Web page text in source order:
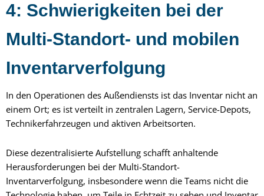
4: Schwierigkeiten bei der
Multi-Standort- und mobilen
Inventarverfolgung
In den Operationen des Außendiensts ist das Inventar nicht an
einem Ort; es ist verteilt in zentralen Lagern, Service-Depots,
Technikerfahrzeugen und aktiven Arbeitsorten.
Diese dezentralisierte Aufstellung schafft anhaltende
Herausforderungen bei der Multi-Standort-
Inventarverfolgung, insbesondere wenn die Teams nicht die